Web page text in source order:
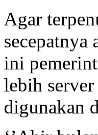
Agar
secepatnya
ini
lebih
digunakan